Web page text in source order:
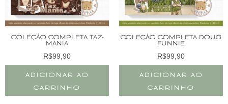
COLEÇÃO COMPLETA TAZ-
MANIA
R$99,90
ADICIONAR AO
CARRINHO
COLEÇÃO COMPLETA DOUG
FUNNIE
R$99,90
ADICIONAR AO
CARRINHO